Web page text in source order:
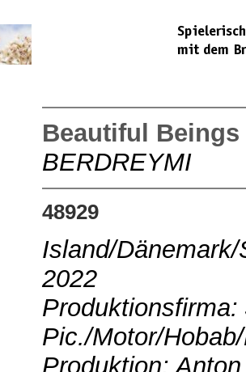
Beautiful Beings
BERDREYMI
48929
Island/
2022
Pic./Motor/
Produktion: